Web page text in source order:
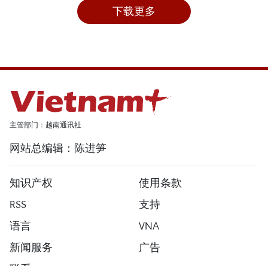
下载更多
主管部门：越南通讯社
网站总编辑：陈进笋
知识产权
使用条款
RSS
支持
语言
VNA
新闻服务
广告